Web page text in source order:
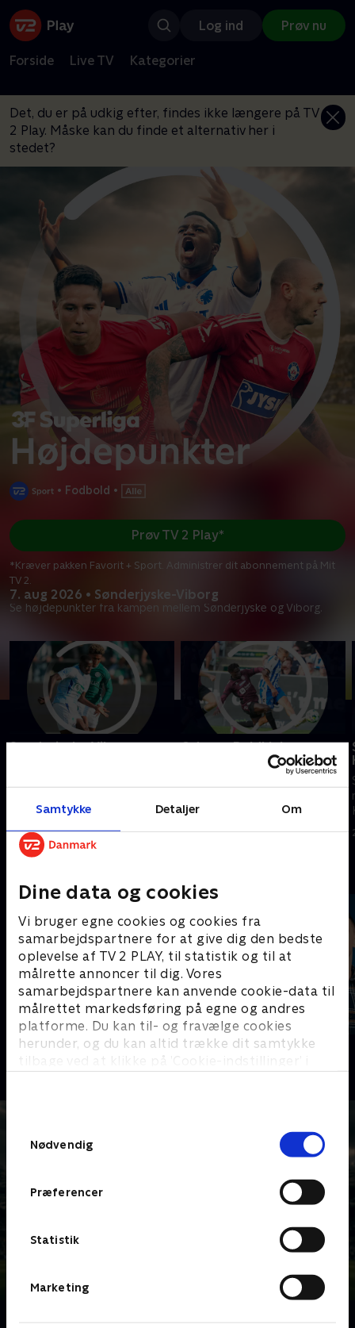
Samtykke Detaljer Om
Dine data og cookies
Vi bruger egne cookies og cookies fra
samarbejdspartnere for at give dig den bedste
oplevelse af TV 2 PLAY, til statistik og til at
målrette annoncer til dig. Vores
samarbejdspartnere kan anvende cookie-data til
målrettet markedsføring på egne og andres
platforme. Du kan til- og fravælge cookies
herunder, og du kan altid trække dit samtykke
tilbage ved at klikke på ’Cookie-indstillinger’ i
Nødvendig
Præferencer
Statistik
Marketing
Log ind Prøv nu
Forside Live TV Kategorier
Det, du er på udkig efter, findes ikke længere på TV
2 Play. Måske kan du finde et alternativ her i
stedet?
• Fodbold •
7. aug 2026 • Sønderjyske-Viborg
Se højdepunkter fra kampen mellem Sønderjyske og Viborg.
Prøv TV 2 Play*
*Kræver pakken Favorit + Sport. Administrer dit abonnement på Mit
TV 2.
Sønderjyske-Viborg
7. august 2026 • 5 min
Odense Boldklub-
Sønderjyske.
3. august 2026 • 5 min
Sport Fokus PLAYER